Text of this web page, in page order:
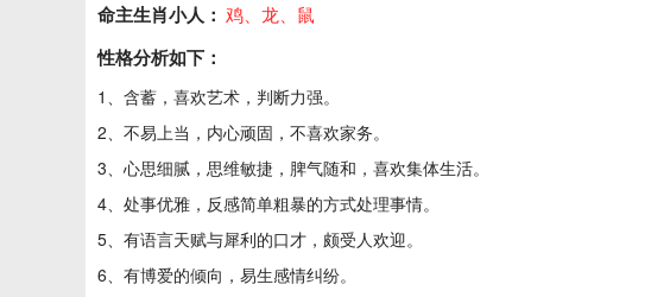
命主生肖小人： 鸡、龙、鼠
性格分析如下：
1、含蓄，喜欢艺术，判断力强。
2、不易上当，内心顽固，不喜欢家务。
3、心思细腻，思维敏捷，脾气随和，喜欢集体生活。
4、处事优雅，反感简单粗暴的方式处理事情。
5、有语言天赋与犀利的口才，颇受人欢迎。
6、有博爱的倾向，易生感情纠纷。